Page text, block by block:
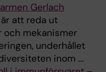
Gerlach
att reda ut
och mekanismer
underhållet
inom ...